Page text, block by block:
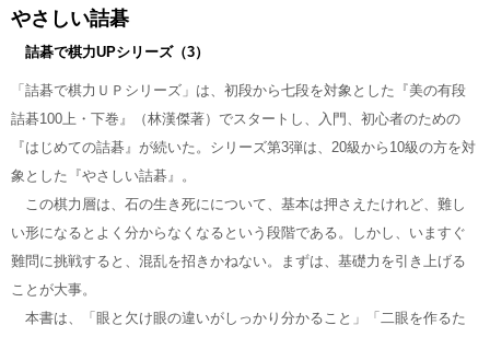
やさしい詰碁
詰碁で棋力UPシリーズ（3）
「詰碁で棋力ＵＰシリーズ」は、初段から七段を対象とした『美の有段
詰碁100上・下巻』（林漢傑著）でスタートし、入門、初心者のための
『はじめての詰碁』が続いた。シリーズ第3弾は、20級から10級の方を対
象とした『やさしい詰碁』。
この棋力層は、石の生き死にについて、基本は押さえたけれど、難し
い形になるとよく分からなくなるという段階である。しかし、いますぐ
難問に挑戦すると、混乱を招きかねない。まずは、基礎力を引き上げる
ことが大事。
本書は、「眼と欠け眼の違いがしっかり分かること」「二眼を作るた